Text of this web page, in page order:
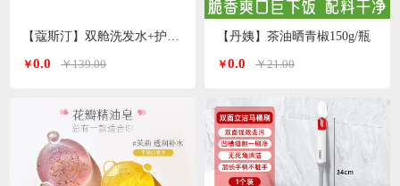
￥0.0 ￥139.00
【丹姨】茶油晒青椒150g/瓶
￥0.0 ￥21.00